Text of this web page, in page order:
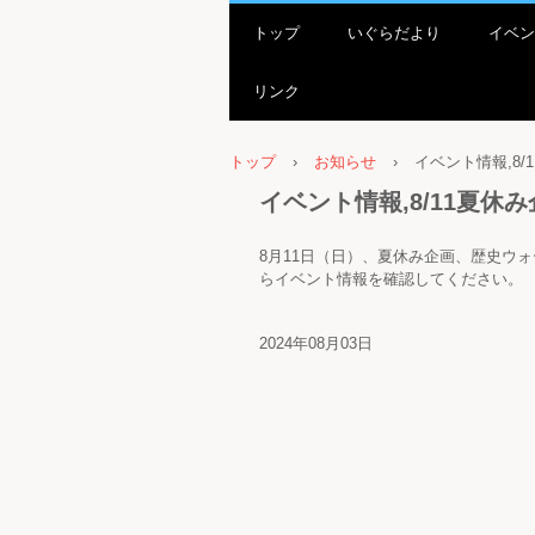
トップ いぐらだより イベ
リンク
トップ › お知らせ › イベント情報,8/
イベント情報,8/11夏休
8月11日（日）、夏休み企画、歴史ウ
らイベント情報を確認してください。
2024年08月03日